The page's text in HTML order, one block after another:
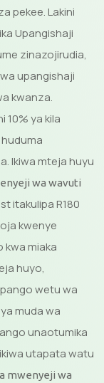
pekee. Lakini
Upangishaji
zinazojirudia,
upangishaji
kwanza.
10% ya kila
Ikiwa mteja huyu
wa wavuti
itakulipa R180
kwenye
kwa miaka
huyo,
wetu wa
muda wa
unaotumika
utapata watu
mwenyeji wa